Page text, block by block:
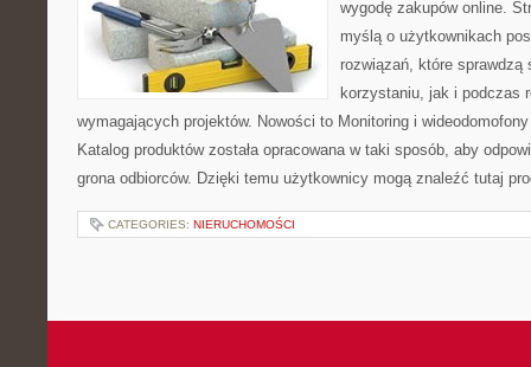
wygodę zakupów online.
myślą o użytkownikach
rozwiązań, które sprawdzą
korzystaniu, jak i podczas
wymagających projektów. Nowości to Monitoring i
Katalog produktów została opracowana w taki sposób, aby
grona odbiorców. Dzięki temu użytkownicy mogą znaleźć tutaj
CATEGORIES: NIERUCHOMOŚCI